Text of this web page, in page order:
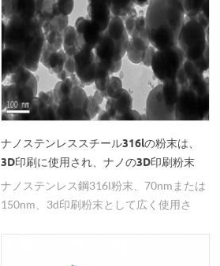
ナノステンレススチール316lの粉末は、
3D印刷に使用され、ナノの3D印刷粉末
ナノステンレス鋼316l粉末、70nmまたは
150nm、3d印刷粉末として広く使用さ